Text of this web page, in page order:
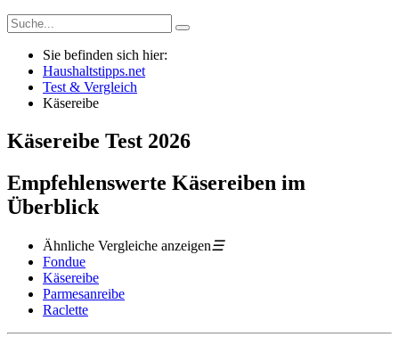
Sie befinden sich hier:
Haushaltstipps.net
Test & Vergleich
Käsereibe
Käsereibe Test 2026
Empfehlenswerte Käsereiben im
Überblick
Ähnliche Vergleiche anzeigen☰
Fondue
Käsereibe
Parmesanreibe
Raclette